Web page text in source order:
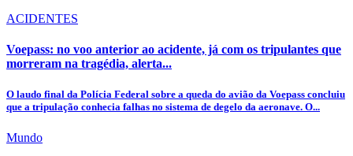
ACIDENTES
Voepass: no voo anterior ao acidente, já com os tripulantes que
morreram na tragédia, alerta...
O laudo final da Polícia Federal sobre a queda do avião da Voepass concluiu
que a tripulação conhecia falhas no sistema de degelo da aeronave. O...
Mundo